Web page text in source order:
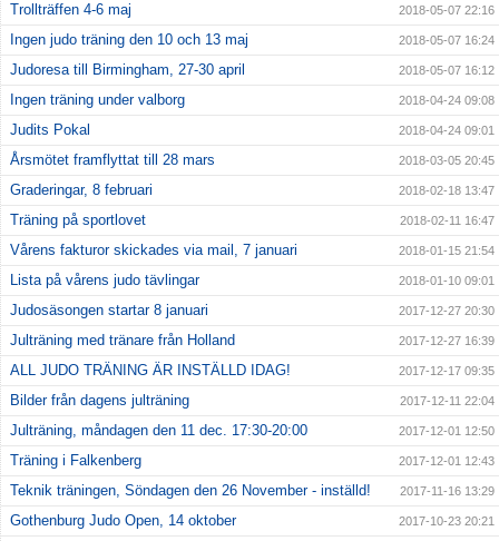
Trollträffen 4-6 maj 2018-05-07 22:16
Ingen judo träning den 10 och 13 maj 2018-05-07 16:24
Judoresa till Birmingham, 27-30 april 2018-05-07 16:12
Ingen träning under valborg 2018-04-24 09:08
Judits Pokal 2018-04-24 09:01
Årsmötet framflyttat till 28 mars 2018-03-05 20:45
Graderingar, 8 februari 2018-02-18 13:47
Träning på sportlovet 2018-02-11 16:47
Vårens fakturor skickades via mail, 7 januari 2018-01-15 21:54
Lista på vårens judo tävlingar 2018-01-10 09:01
Judosäsongen startar 8 januari 2017-12-27 20:30
Julträning med tränare från Holland 2017-12-27 16:39
ALL JUDO TRÄNING ÄR INSTÄLLD IDAG! 2017-12-17 09:35
Bilder från dagens julträning 2017-12-11 22:04
Julträning, måndagen den 11 dec. 17:30-20:00 2017-12-01 12:50
Träning i Falkenberg 2017-12-01 12:43
Teknik träningen, Söndagen den 26 November - inställd! 2017-11-16 13:29
Gothenburg Judo Open, 14 oktober 2017-10-23 20:21